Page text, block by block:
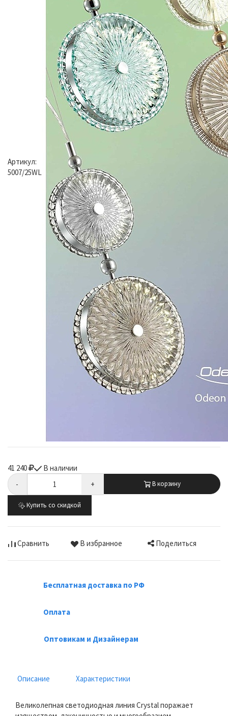
Артикул:
5007/25WL
41 240
В наличии
-
+ В корзину
Купить со скидкой
Сравнить В избранное Поделиться
Бесплатная доставка по РФ
Оплата
Оптовикам и Дизайнерам
Описание Характеристики
Великолепная светодиодная линия Crystal поражает